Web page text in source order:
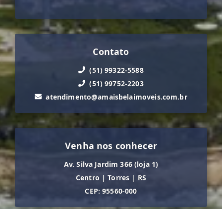
Contato
(51) 99322-5588
(51) 99752-2203
atendimento@amaisbelaimoveis.com.br
Venha nos conhecer
Av. Silva Jardim 366 (loja 1)
Centro | Torres | RS
CEP: 95560-000